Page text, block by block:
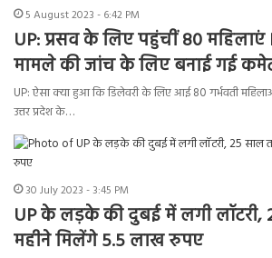
5 August 2023 - 6:42 PM
UP: प्रसव के लिए पहुंचीं 80 महिलाएं
मामले की जांच के लिए बनाई गई
UP: ऐसा क्या हुआ कि डिलेवरी के लिए आई 80 गर्भवती
उत्तर प्रदेश के…
30 July 2023 - 3:45 PM
UP के लड़के की दुबई में लगी
महीने मिलेंगे 5.5 लाख रुपए